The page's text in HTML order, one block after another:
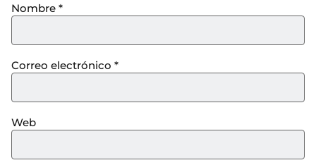
Nombre *
Correo electrónico *
Web